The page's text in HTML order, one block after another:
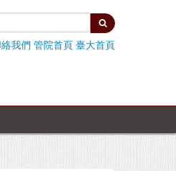
我們 管院首頁 臺大首頁